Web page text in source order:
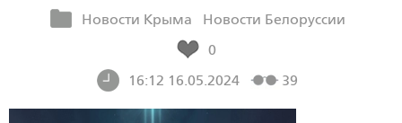
Новости Крыма
Новости Белоруссии
0
16:12 16.05.2024
39